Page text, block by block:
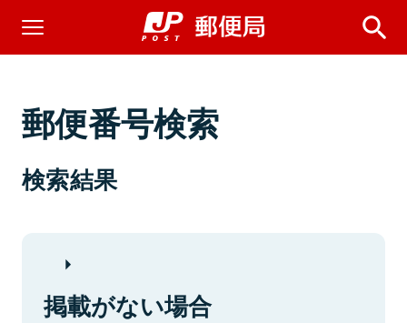
郵便番号検索
検索結果
掲載がない場合